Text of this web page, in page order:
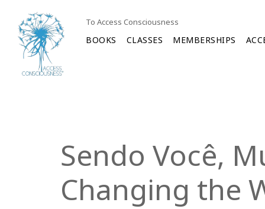
To Access Consciousness
BOOKS CLASSES MEMBERSHIPS
Sendo Você,
Changing the